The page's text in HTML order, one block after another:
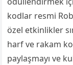
kodlar resmi
özel etkinlikler
harf ve rakam
paylaşmayı ve